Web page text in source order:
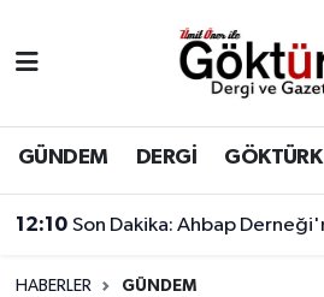
GÜNDEM DERGİ GÖKTÜRK
12:10 Son Dakika: Ahbap Derneği'nin
HABERLER GÜNDEM
BİLİM
DERGİ
DÜNYA
Eyüpsultan Hava Durumu
Eyüpsultan Trafik
Süper Lig Puan Durumu ve
Tüm Manşetler